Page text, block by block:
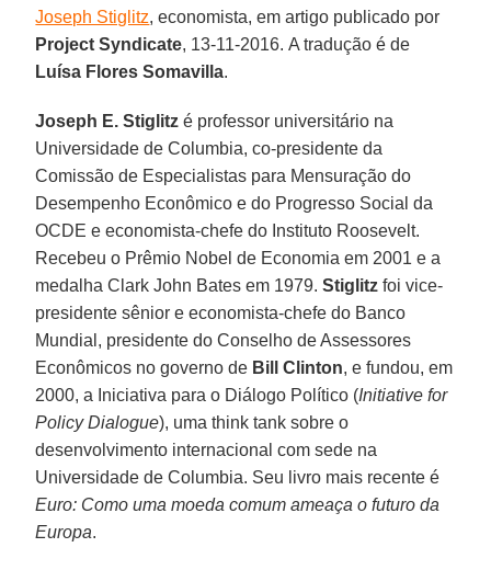
Joseph Stiglitz, economista, em artigo publicado por
Project Syndicate, 13-11-2016. A tradução é de
Luísa Flores Somavilla.
Joseph E. Stiglitz é professor universitário na
Universidade de Columbia, co-presidente da
Comissão de Especialistas para Mensuração do
Desempenho Econômico e do Progresso Social da
OCDE e economista-chefe do Instituto Roosevelt.
Recebeu o Prêmio Nobel de Economia em 2001 e a
medalha Clark John Bates em 1979.Stiglitz foi vice-
presidente sênior e economista-chefe do Banco
Mundial, presidente do Conselho de Assessores
Econômicos no governo de Bill Clinton, e fundou, em
2000, a Iniciativa para o Diálogo Político (Initiative for
Policy Dialogue), uma think tank sobre o
desenvolvimento internacional com sede na
Universidade de Columbia. Seu livro mais recente é
Euro: Como uma moeda comum ameaça o futuro da
Europa.